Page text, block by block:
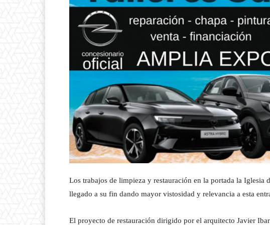
Los trabajos de limpieza y restauración en la portada la Iglesia
llegado a su fin dando mayor vistosidad y relevancia a esta
El proyecto de restauración dirigido por el arquitecto Javier